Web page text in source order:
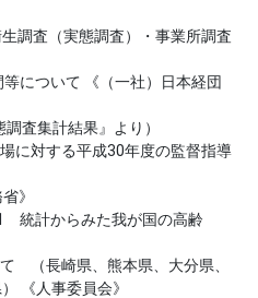
調査（実態調査）・事業所調査
について 《（一社）日本経団
査集計結果』より）
に対する平成30年度の監督指導
》
統計からみた我が国の高齢
（長崎県、熊本県、大分県、
《人事委員会》